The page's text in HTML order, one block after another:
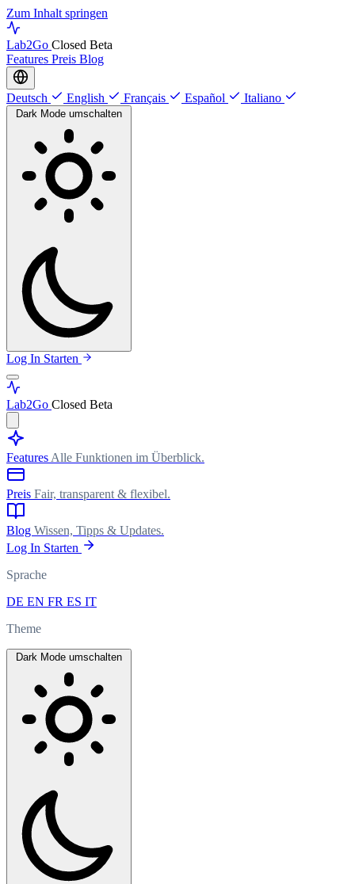
Zum Inhalt springen
Lab2Go Closed Beta
Features Preis Blog
Deutsch English Français Español Italiano
Dark Mode umschalten
Log In Starten
Lab2Go Closed Beta
Features Alle Funktionen im Überblick.
Preis Fair, transparent & flexibel.
Blog Wissen, Tipps & Updates.
Log In Starten
Sprache
DE EN FR ES IT
Theme
Dark Mode umschalten